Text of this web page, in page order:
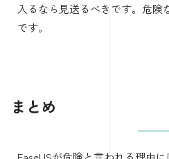
入るなら見送るべきです。危険
です。
まとめ